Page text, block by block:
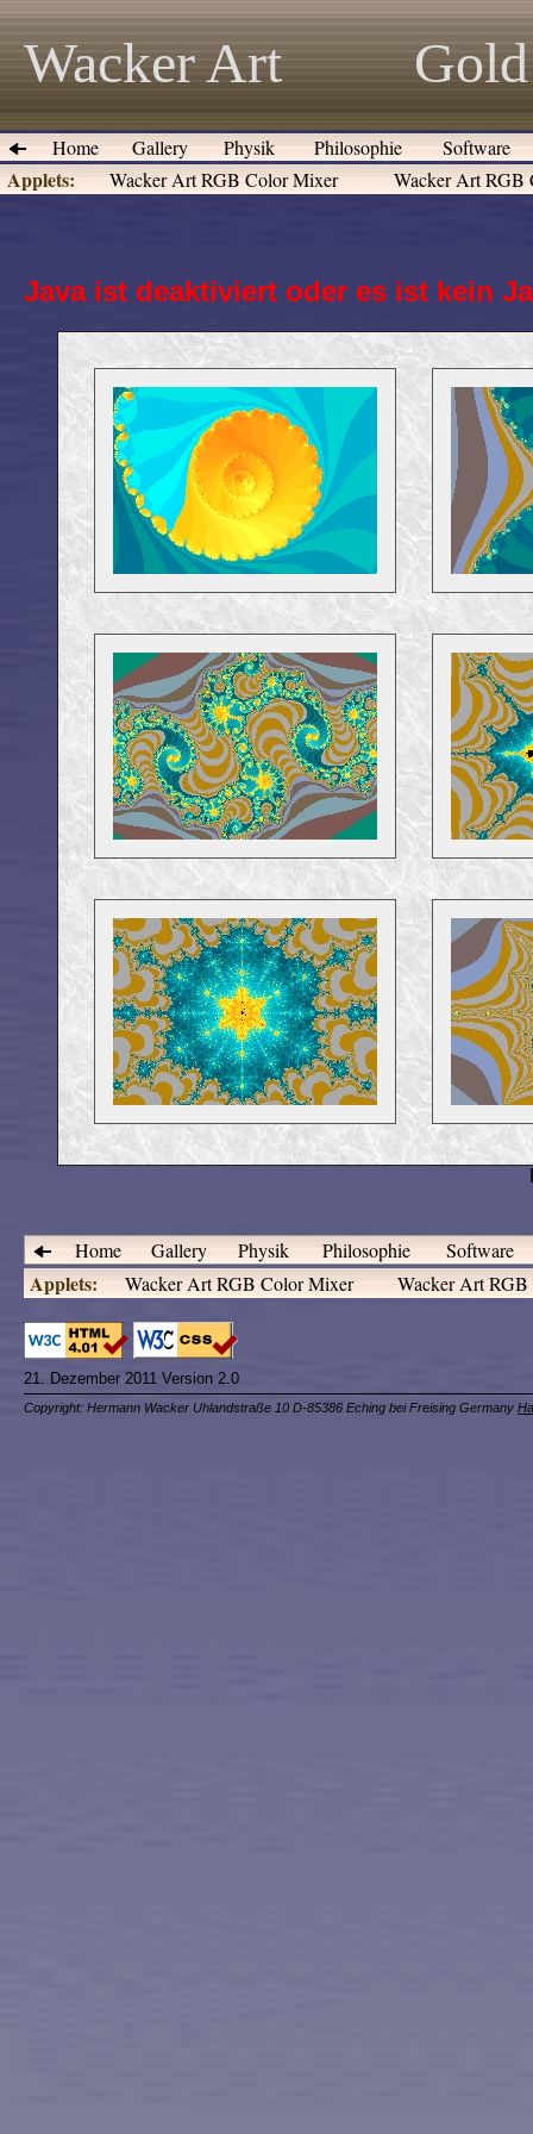
Wacker Art
Home Gallery Physik Philosophie Software
Applets: Wacker Art RGB Color Mixer Wacker Art RGB
Java ist deaktiviert oder es ist kein
Home Gallery Physik Philosophie Software
Applets: Wacker Art RGB Color Mixer Wacker Art RGB
21. Dezember 2011 Version 2.0
Copyright: Hermann Wacker Uhlandstraße 10 D-85386 Eching bei Freising Germany